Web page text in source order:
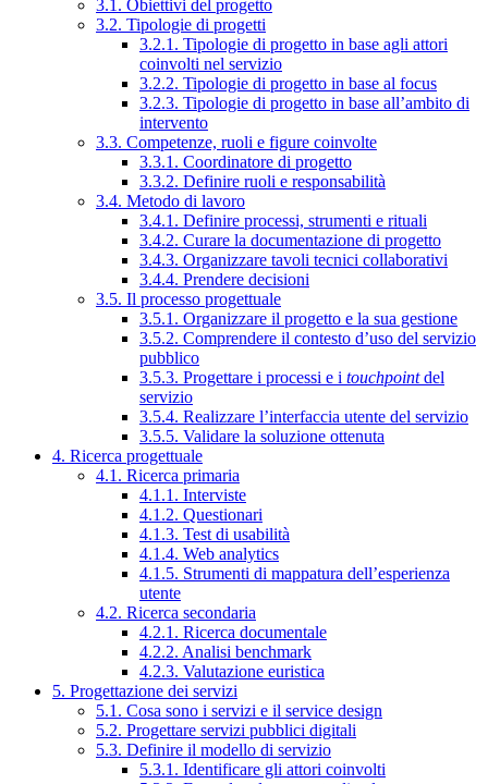
3.1. Obiettivi del progetto
3.2. Tipologie di progetti
3.2.1. Tipologie di progetto in base agli attori
coinvolti nel servizio
3.2.2. Tipologie di progetto in base al focus
3.2.3. Tipologie di progetto in base all’ambito di
intervento
3.3. Competenze, ruoli e figure coinvolte
3.3.1. Coordinatore di progetto
3.3.2. Definire ruoli e responsabilità
3.4. Metodo di lavoro
3.4.1. Definire processi, strumenti e rituali
3.4.2. Curare la documentazione di progetto
3.4.3. Organizzare tavoli tecnici collaborativi
3.4.4. Prendere decisioni
3.5. Il processo progettuale
3.5.1. Organizzare il progetto e la sua gestione
3.5.2. Comprendere il contesto d’uso del servizio
pubblico
3.5.3. Progettare i processi e i touchpointdel
servizio
3.5.4. Realizzare l’interfaccia utente del servizio
3.5.5. Validare la soluzione ottenuta
4. Ricerca progettuale
4.1. Ricerca primaria
4.1.1. Interviste
4.1.2. Questionari
4.1.3. Test di usabilità
4.1.4. Web analytics
4.1.5. Strumenti di mappatura dell’esperienza
utente
4.2. Ricerca secondaria
4.2.1. Ricerca documentale
4.2.2. Analisi benchmark
4.2.3. Valutazione euristica
5. Progettazione dei servizi
5.1. Cosa sono i servizi e il service design
5.2. Progettare servizi pubblici digitali
5.3. Definire il modello di servizio
5.3.1. Identificare gli attori coinvolti